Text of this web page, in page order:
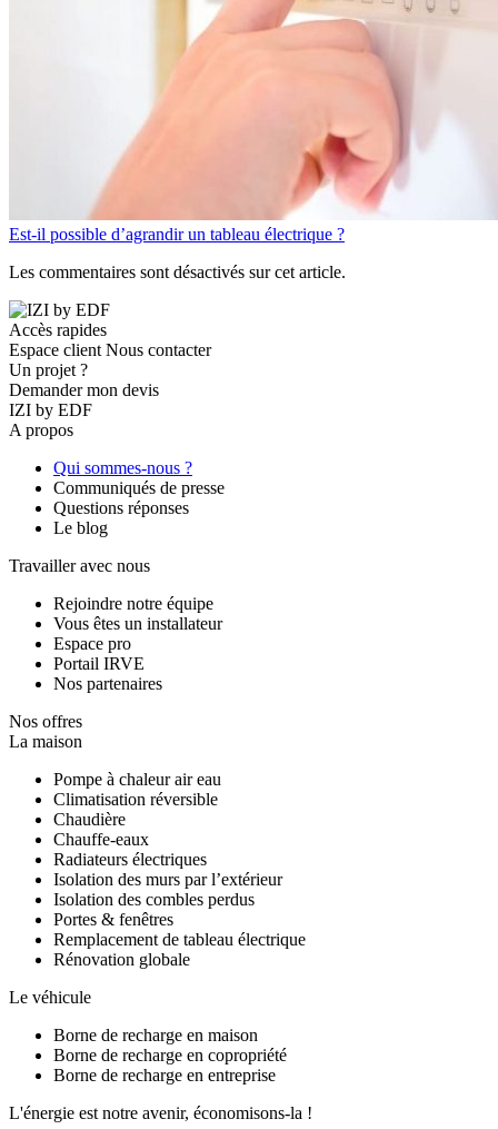
Est-il possible d’agrandir un tableau électrique ?
Les commentaires sont désactivés sur cet article.
Accès rapides
Espace client Nous contacter
Un projet ?
Demander mon devis
IZI by EDF
A propos
Qui sommes-nous ?
Communiqués de presse
Questions réponses
Le blog
Travailler avec nous
Rejoindre notre équipe
Vous êtes un installateur
Espace pro
Portail IRVE
Nos partenaires
Nos offres
La maison
Pompe à chaleur air eau
Climatisation réversible
Chaudière
Chauffe-eaux
Radiateurs électriques
Isolation des murs par l’extérieur
Isolation des combles perdus
Portes & fenêtres
Remplacement de tableau électrique
Rénovation globale
Le véhicule
Borne de recharge en maison
Borne de recharge en copropriété
Borne de recharge en entreprise
L'énergie est notre avenir, économisons-la !